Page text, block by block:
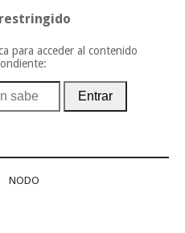
restringido
para acceder al contenido
Entrar
NODO